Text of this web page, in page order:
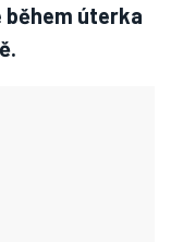
během úterka